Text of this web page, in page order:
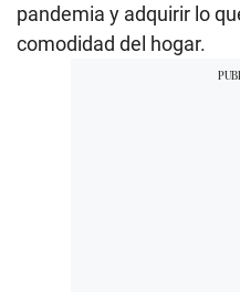
pandemia y adquirir lo
comodidad del hogar.